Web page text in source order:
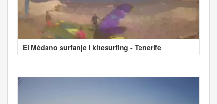
El Médano surfanje i kitesurfing - Tenerife